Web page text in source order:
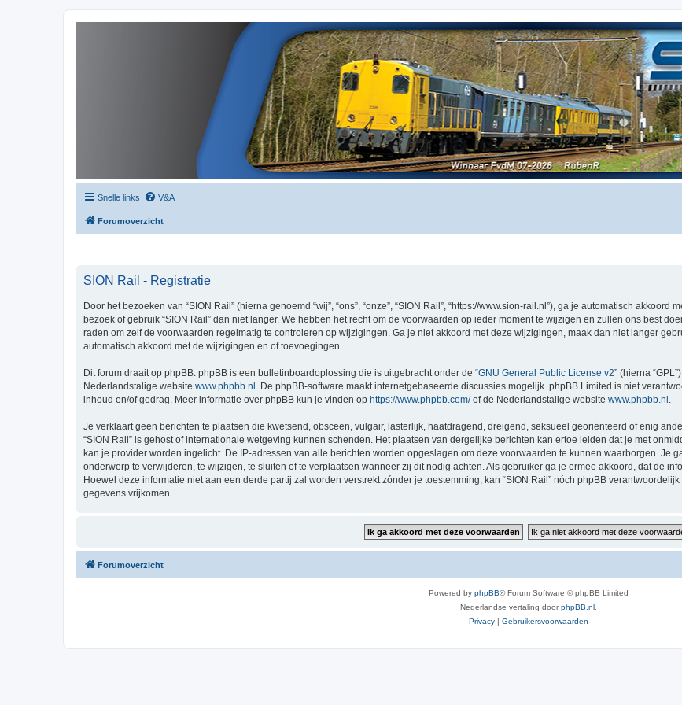
Snelle links V&A
Forumoverzicht
SION Rail - Registratie
Door het bezoeken van “SION Rail” (hierna genoemd “wij”, “ons”, “onze”, “SION Rail”, “https://www.sion-rail.nl”), ga je automatisch
bezoek of gebruik “SION Rail” dan niet langer. We hebben het recht om de voorwaarden op ieder moment te wijzigen en zullen ons best
raden om zelf de voorwaarden regelmatig te controleren op wijzigingen. Ga je niet akkoord met deze wijzigingen, maak dan niet langer
automatisch akkoord met de wijzigingen en of toevoegingen.
Dit forum draait op phpBB. phpBB is een bulletinboardoplossing die is uitgebracht onder de “GNU General Public License v2” (hierna
Nederlandstalige website www.phpbb.nl . De phpBB-software maakt internetgebaseerde discussies mogelijk. phpBB Limited is niet
inhoud en/of gedrag. Meer informatie over phpBB kun je vinden op https://www.phpbb.com/of de Nederlandstalige website www.phpbb.nl
Je verklaart geen berichten te plaatsen die kwetsend, obsceen, vulgair, lasterlijk, haatdragend, dreigend, seksueel georiënteerd of enig
“SION Rail” is gehost of internationale wetgeving kunnen schenden. Het plaatsen van dergelijke berichten kan ertoe leiden dat je met
kan je provider worden ingelicht. De IP-adressen van alle berichten worden opgeslagen om deze voorwaarden te kunnen waarborgen. Je
onderwerp te verwijderen, te wijzigen, te sluiten of te verplaatsen wanneer zij dit nodig achten. Als gebruiker ga je ermee akkoord, dat de
Hoewel deze informatie niet aan een derde partij zal worden verstrekt zónder je toestemming, kan “SION Rail” nóch phpBB
gegevens vrijkomen.
Forumoverzicht
Powered by phpBB® Forum Software © phpBB Limited
Nederlandse vertaling doorphpBB.nl
Privacy | Gebruikersvoorwaarden